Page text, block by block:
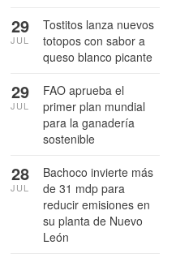
Tostitos lanza nuevos
totopos con sabor a
queso blanco picante
29
JUL
FAO aprueba el
primer plan mundial
para la ganadería
sostenible
29
JUL
Bachoco invierte más
de 31 mdp para
reducir emisiones en
su planta de Nuevo
León
28
JUL